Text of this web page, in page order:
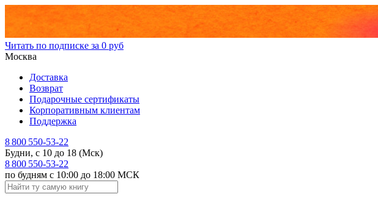
Читать по подписке за 0 руб
Москва
Доставка
Возврат
Подарочные сертификаты
Корпоративным клиентам
Поддержка
8 800 550-53-22
Будни, с 10 до 18 (Мск)
8 800 550-53-22
по будням с 10:00 до 18:00 МСК